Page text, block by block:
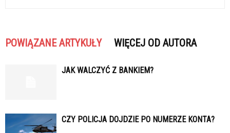
POWIĄZANE ARTYKUŁY WIĘCEJ OD AUTORA
JAK WALCZYĆ Z BANKIEM?
CZY POLICJA DOJDZIE PO NUMERZE KONTA?